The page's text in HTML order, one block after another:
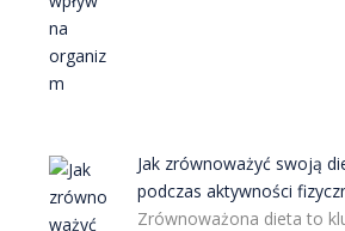
Jak zrównoważyć swoją
podczas aktywności
Zrównoważona dieta to